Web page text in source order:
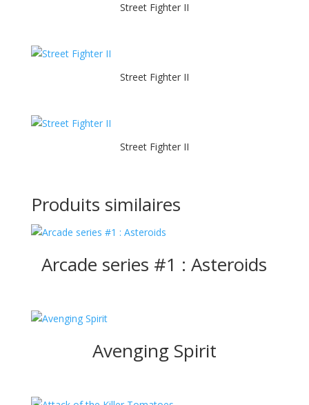
Street Fighter II
Street Fighter II
Street Fighter II
Produits similaires
Arcade series #1 : Asteroids
Avenging Spirit